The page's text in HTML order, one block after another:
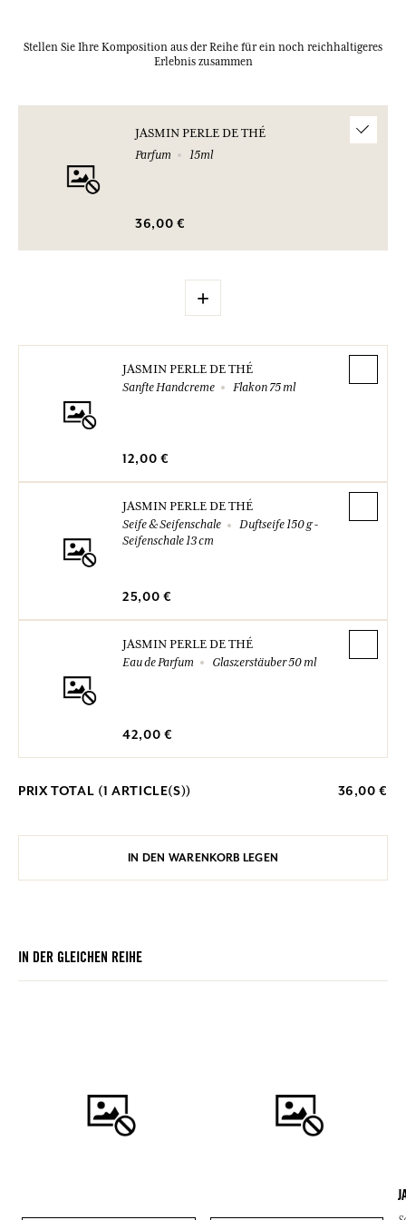
Stellen Sie Ihre Komposition aus der Reihe für ein noch reichhaltigeres
Erlebnis zusammen
JASMIN PERLE DE THÉ
Parfum
15ml
36,00 €
+
JASMIN PERLE DE THÉ
Sanfte Handcreme
Flakon 75 ml
12,00 €
JASMIN PERLE DE THÉ
Seife & Seifenschale
Duftseife 150 g -
Seifenschale 13 cm
25,00 €
JASMIN PERLE DE THÉ
Eau de Parfum
Glaszerstäuber 50 ml
42,00 €
PRIX TOTAL (1 ARTICLE(S)) 36,00 €
IN DEN WARENKORB LEGEN
IN DER GLEICHEN REIHE